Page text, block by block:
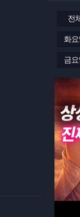
전체
화요
금요